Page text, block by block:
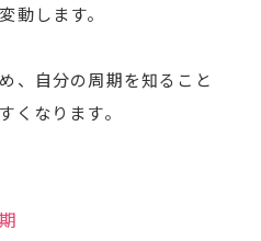
動します。
、自分の周期を知ること
くなります。